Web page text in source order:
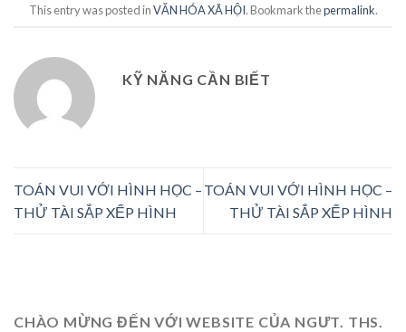
This entry was posted inVĂN HÓA XÃ HỘI. Bookmark thepermalink.
KỸ NĂNG CẦN BIẾT
TOÁN VUI VỚI HÌNH HỌC –
THỬ TÀI SẮP XẾP HÌNH
TOÁN VUI VỚI HÌNH HỌC –
THỬ TÀI SẮP XẾP HÌNH
CHÀO MỪNG ĐẾN VỚI WEBSITE CỦA NGƯT. THS.